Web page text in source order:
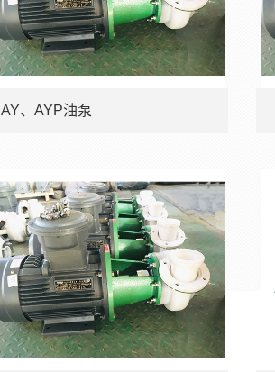
AY、AYP油泵